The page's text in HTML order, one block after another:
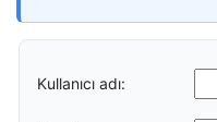
Kullanıcı adı: